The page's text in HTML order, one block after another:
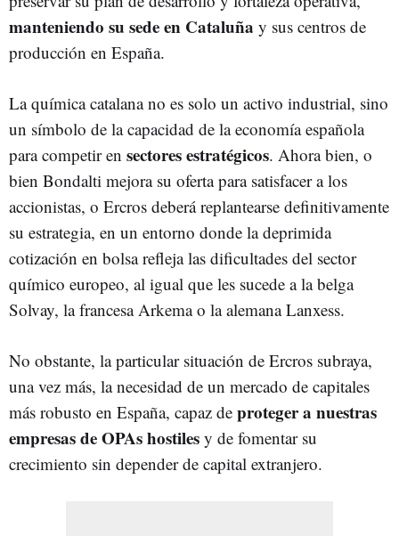
manteniendo su sede en Cataluña y sus centros de
producción en España.
La química catalana no es solo un activo industrial, sino
un símbolo de la capacidad de la economía española
para competir en sectores estratégicos. Ahora bien, o
bien Bondalti mejora su oferta para satisfacer a los
accionistas, o Ercros deberá replantearse definitivamente
su estrategia, en un entorno donde la deprimida
cotización en bolsa refleja las dificultades del sector
químico europeo, al igual que les sucede a la belga
Solvay, la francesa Arkema o la alemana Lanxess.
No obstante, la particular situación de Ercros subraya,
una vez más, la necesidad de un mercado de capitales
más robusto en España, capaz de proteger a nuestras
empresas de OPAs hostiles y de fomentar su
crecimiento sin depender de capital extranjero.